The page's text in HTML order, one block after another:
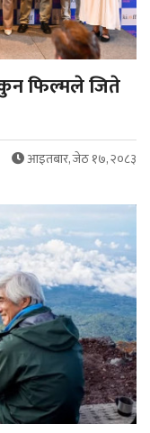
फिल्मले जिते
आइतबार, जेठ १७, २०८३